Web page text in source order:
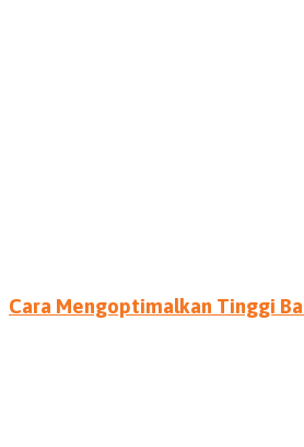
Cara Mengoptimalkan Tinggi